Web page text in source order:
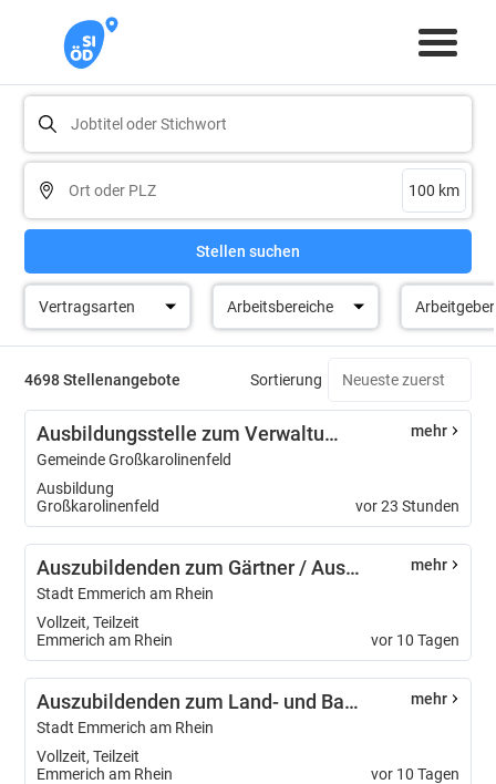
Stellen suchen
Vertragsarten Arbeitsbereiche Arbeitgeber
4698 Stellenangebote Sortierung
Ausbildungsstelle zum Verwaltungsfachangestellten (m/w/d)
Gemeinde Großkarolinenfeld
Ausbildung
Großkarolinenfeld
mehr
vor 23 Stunden
Auszubildenden zum Gärtner / Auszubildende zur Gärtnerin – Fachrichtung Garten- und Landschaftsbau – (m/w/d)
Stadt Emmerich am Rhein
Vollzeit, Teilzeit
Emmerich am Rhein
mehr
vor 10 Tagen
Auszubildenden zum Land- und Baumaschinenmechatroniker/ Auszubildende zur Land- und Baumaschinenmechatronikerin (m/w/d)
Stadt Emmerich am Rhein
Vollzeit, Teilzeit
Emmerich am Rhein
mehr
vor 10 Tagen